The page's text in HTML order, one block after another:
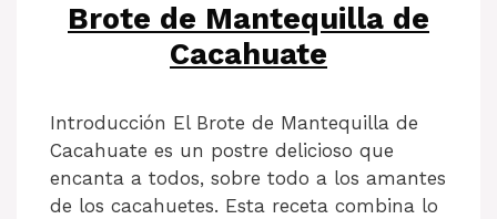
Brote de Mantequilla de
Cacahuate
Introducción El Brote de Mantequilla de
Cacahuate es un postre delicioso que
encanta a todos, sobre todo a los amantes
de los cacahuetes. Esta receta combina lo